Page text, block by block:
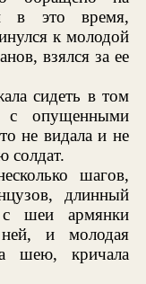
в это время,
к молодой
взялся за ее
сидеть в том
с опущенными
не видала и не
солдат.
шагов,
длинный
шеи армянки
и молодая
шею, кричала